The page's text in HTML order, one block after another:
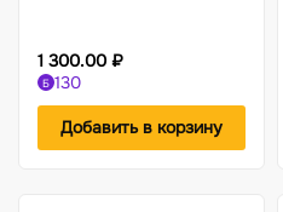
1 300.00 ₽
Б 130
Добавить в корзину